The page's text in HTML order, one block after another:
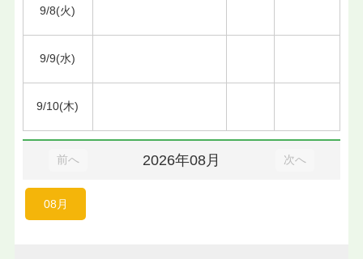
9/8(火)
9/9(水)
9/10(木)
前へ 2026年08月 次へ
08月